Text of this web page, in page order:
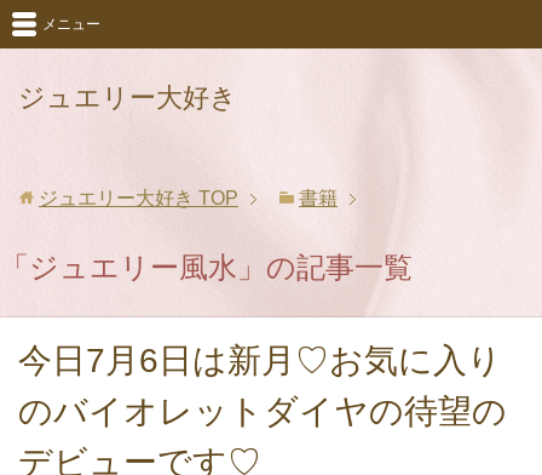
ジュエリー大好き
メニュー
ジュエリー大好き TOP 書籍
「ジュエリー風水」の記事一覧
今日7月6日は新月♡お気に入り
のバイオレットダイヤの待望の
デビューです♡